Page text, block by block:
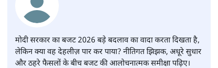
मोदी सरकार का बजट 2026 बड़े बदलाव का वादा करता दिखता है,
लेकिन क्या वह देहलीज़ पार कर पाया? नीतिगत झिझक, अधूरे सुधार
और ठहरे फैसलों के बीच बजट की आलोचनात्मक समीक्षा पढ़िए।